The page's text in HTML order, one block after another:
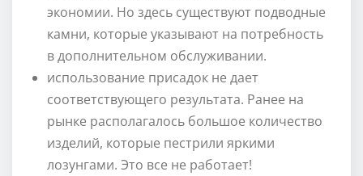
экономии. Но здесь существуют подводные
камни, которые указывают на потребность
в дополнительном обслуживании.
использование присадок не дает
соответствующего результата. Ранее на
рынке располагалось большое количество
изделий, которые пестрили яркими
лозунгами. Это все не работает!